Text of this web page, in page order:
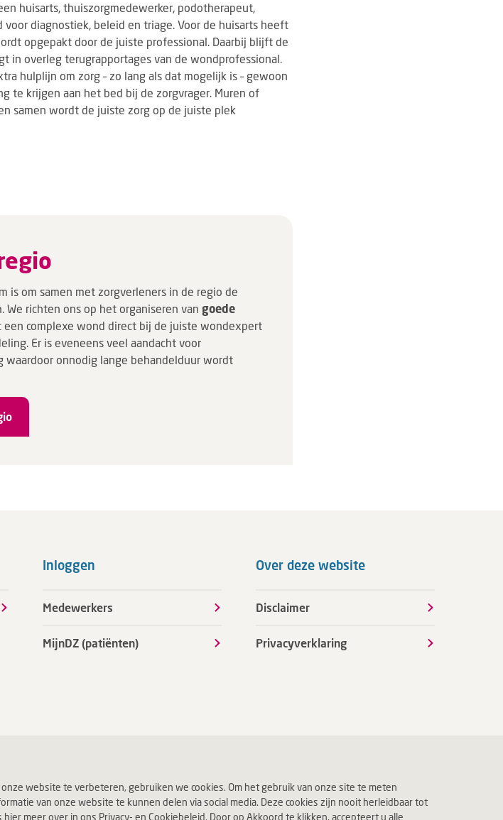
website te verbeteren, gebruiken we cookies. Om het gebruik van onze site te meten
van onze website te kunnen delen via social media. Deze cookies zijn nooit herleidbaar tot
meer over in ons Privacy- en Cookiebeleid. Door op Akkoord te klikken, accepteert u alle
huisarts, thuiszorgmedewerker, podotherapeut,
diagnostiek, beleid en triage. Voor de huisarts heeft
opgepakt door de juiste professional. Daarbij blijft de
in overleg terugrapportages van de wondprofessional.
hulplijn om zorg – zo lang als dat mogelijk is – gewoon
te krijgen aan het bed bij de zorgvrager. Muren of
samen wordt de juiste zorg op de juiste plek
is om samen met zorgverleners in de regio de
richten ons op het organiseren van goede
complexe wond direct bij de juiste wondexpert
Er is eveneens veel aandacht voor
waardoor onnodig lange behandelduur wordt
Inloggen
Medewerkers
MijnDZ (patiënten)
Over deze website
Disclaimer
Privacyverklaring